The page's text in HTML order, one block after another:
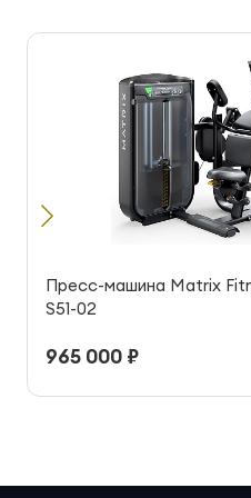
Пресс-машина Matrix
S51-02
965 000 ₽